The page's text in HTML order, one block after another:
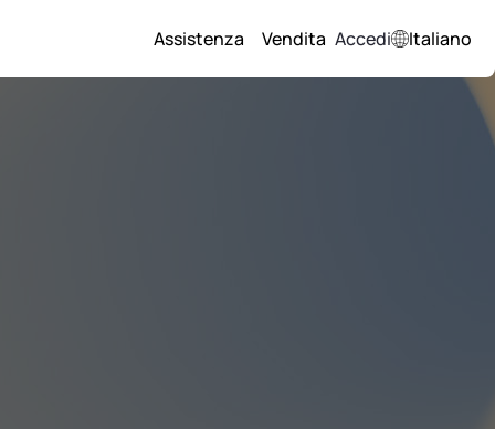
Assistenza Vendita Accedi Italiano